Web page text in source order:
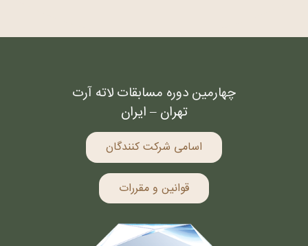
چهارمین دوره مسابقات لاته آرت
تهران – ایران
اسامی شرکت کنندگان
قوانین و مقررات